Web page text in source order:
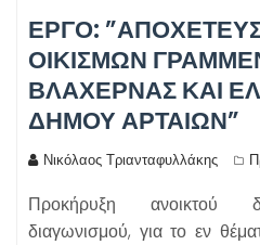
ΕΡΓΟ:
ΟΙΚΙΣΜΩΝ
ΒΛΑΧΕΡΝΑΣ ΚΑΙ
ΔΗΜΟΥ ΑΡΤΑΙΩΝ”
Νικόλαος Τριανταφυλλάκης
Προκήρυξη ανοικτού
διαγωνισμού, για το εν